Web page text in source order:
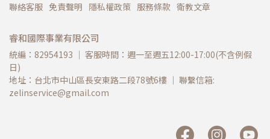
聯絡客服 免責聲明 隱私權政策 服務條款 衛教文章
睿和國際事業有限公司
統編：82954193 ｜ 客服時間：週一至週五12:00-17:00(不含例假
日)
地址：台北市中山區長安東路二段78號6樓 ｜ 聯繫信箱:
zelinservice@gmail.com